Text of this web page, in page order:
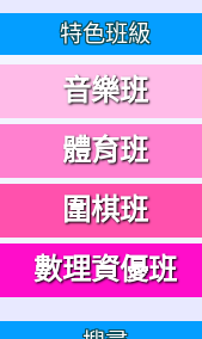
特色班級
音樂班
體育班
圍棋班
數理資優班